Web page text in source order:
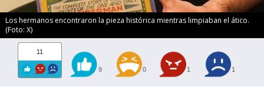
Los hermanos encontraron la pieza histórica mientras limpiaban el ático.
(Foto: X)
11
9 0 1 1